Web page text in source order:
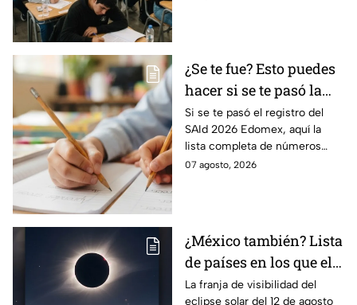
¿Se te fue? Esto puedes
hacer si se te pasó la
fecha de preinscripción
SAID Edomex 2026
Si se te pasó el registro del
SAId 2026 Edomex, aquí la
lista completa de números
telefónicos y correos de
07 agosto, 2026
¿México también? Lista
de países en los que el
12 de agosto se verá el
La franja de visibilidad del
eclipse solar del 12 de agosto